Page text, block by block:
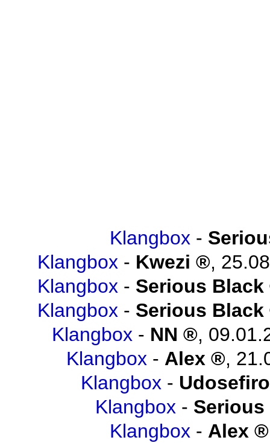
Klangbox -
Klangbox - Kwezi ,
Klangbox - Serious Black
Klangbox - Serious Black
Klangbox - NN ,
Klangbox - Alex ,
Klangbox -
Klangbox -
Klangbox - Alex